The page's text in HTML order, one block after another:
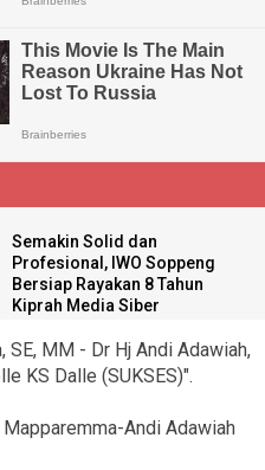
Semakin Solid dan
Profesional, IWO Soppeng
Bersiap Rayakan 8 Tahun
Kiprah Media Siber
MM - Dr Hj Andi Adawiah,
KS Dalle (SUKSES)".
Andi Adawiah